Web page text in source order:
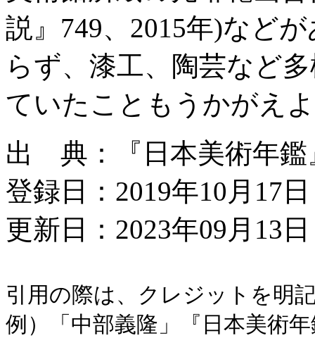
説』749、2015年)など
らず、漆工、陶芸など
ていたこともうかがえ
出 典：『日本美術年鑑
登録日：2019年10月17日
更新日：2023年09月13
引用の際は、クレジットを明
例）「中部義隆」『日本美術